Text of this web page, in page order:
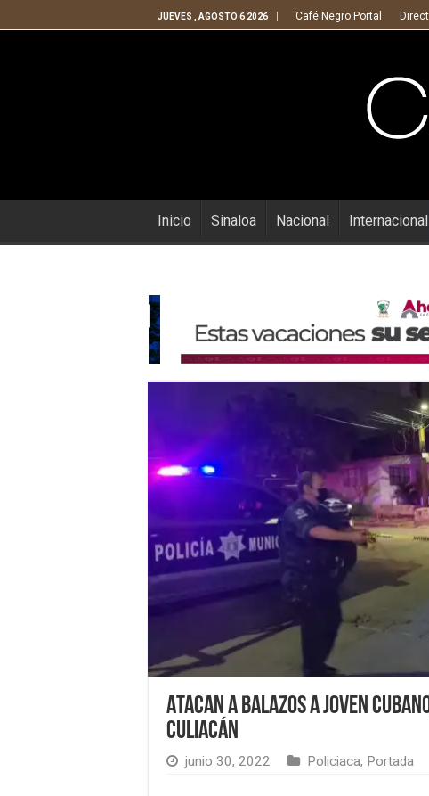
JUEVES , AGOSTO 6 2026 Café Negro Portal
Inicio Sinaloa Nacional Internacional
Atacan a balazos a joven
Culiacán
junio 30, 2022 Policiaca, Portada